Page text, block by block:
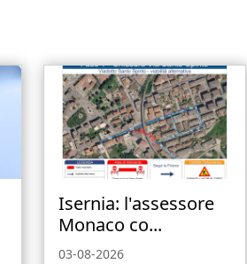
Isernia: l'assessore
Monaco co...
03-08-2026